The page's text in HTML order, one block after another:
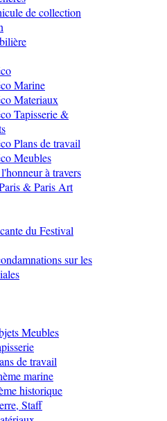
de collection
Marine
Materiaux
Tapisserie &
Plans de travail
Meubles
à travers
& Paris Art
du Festival
sur les
Meubles
de travail
marine
historique
Staff